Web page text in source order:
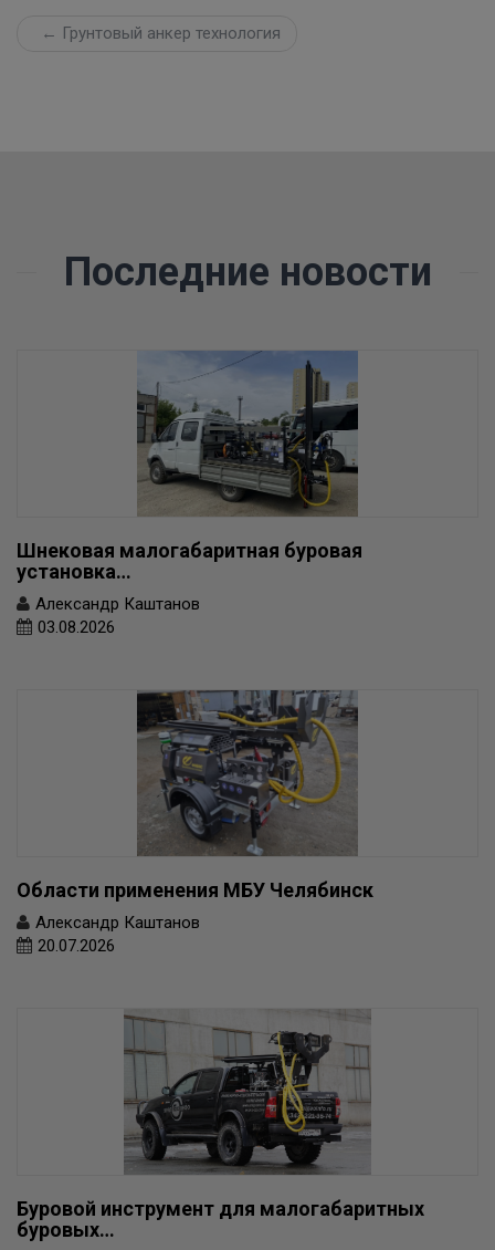
← Грунтовый анкер технология
Последние новости
Шнековая малогабаритная буровая
установка…
Александр Каштанов
03.08.2026
Области применения МБУ Челябинск
Александр Каштанов
20.07.2026
Буровой инструмент для малогабаритных
буровых…